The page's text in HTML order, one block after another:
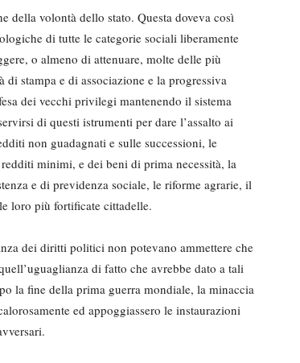
della volontà dello stato. Questa doveva così
di tutte le categorie sociali liberamente
o almeno di attenuare, molte delle più
stampa e di associazione e la progressiva
dei vecchi privilegi mantenendo il sistema
di questi istrumenti per dare l’assalto ai
non guadagnati e sulle successioni, le
minimi, e dei beni di prima necessità, la
e di previdenza sociale, le riforme agrarie, il
loro più fortificate cittadelle.
dei diritti politici non potevano ammettere che
di fatto che avrebbe dato a tali
la fine della prima guerra mondiale, la minaccia
ed appoggiassero le instaurazioni